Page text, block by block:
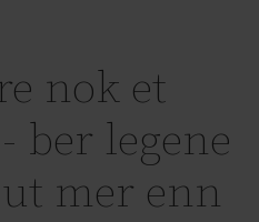
nok et
ber legene
mer enn